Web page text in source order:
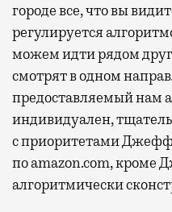
городе все, что вы
регулируется
можем идти рядом
смотрят в одном
предоставляемый нам
индивидуален,
с приоритетами
по amazon.com, кроме
алгоритмически